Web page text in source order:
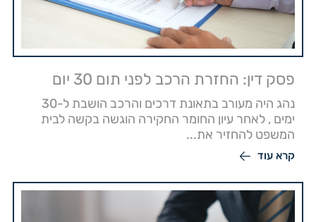
פסק דין: החזרת הרכב לפני תום 30 יום
נהג היה מעורב בתאונת דרכים והרכב הושבת ל-30
ימים , לאחר עיון החומר החקירה הוגשה בקשה לבית
המשפט להחזיר את...
קרא עוד